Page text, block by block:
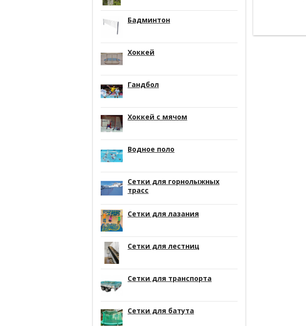
Бадминтон
Хоккей
Гандбол
Хоккей с мячом
Водное поло
Сетки для горнолыжных
трасс
Сетки для лазания
Сетки для лестниц
Сетки для транспорта
Сетки для батута